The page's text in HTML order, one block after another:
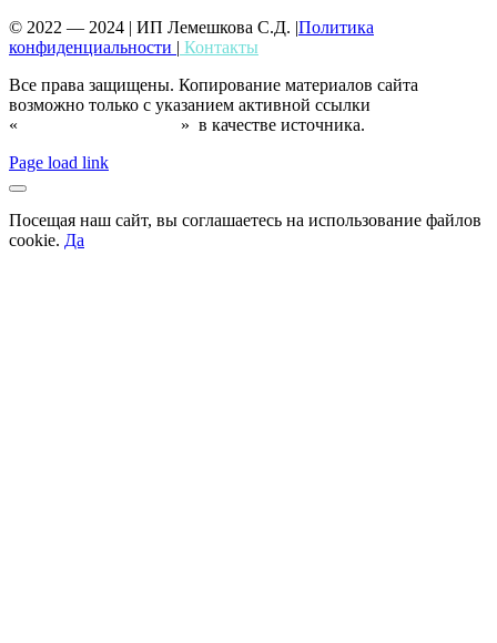
© 2022 — 2024 | ИП Лемешкова С.Д. |Политика
конфиденциальности | Контакты
Все права защищены. Копирование материалов сайта
возможно только с указанием активной ссылки
«
» в качестве источника.
Page load link
Посещая наш сайт, вы соглашаетесь на использование файлов
cookie. Да